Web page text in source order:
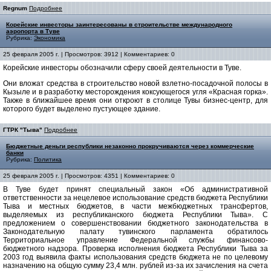
Regnum Подробнее
Корейские инвесторы заинтересованы в строительстве международного
аэропорта в Туве
Рубрика: Экономика
25 февраля 2005 г. | Просмотров: 3912 | Комментариев: 0
Корейские инвесторы обозначили сферу своей деятельности в Туве.
Они вложат средства в строительство новой взлетно-посадочной полосы в
Кызыле и в разработку месторождения коксующегося угля «Красная горка».
Также в ближайшее время они откроют в столице Тувы бизнес-центр, для
которого будет выделено пустующее здание.
ГТРК "Тыва" Подробнее
Бюджетные деньги республики незаконно прокручиваются через коммерческие
банки
Рубрика: Политика
25 февраля 2005 г. | Просмотров: 4351 | Комментариев: 0
В Туве будет принят специальный закон «Об административной
ответственности за нецелевое использование средств бюджета Республики
Тыва и местных бюджетов, в части межбюджетных трансфертов,
выделяемых из республиканского бюджета Республики Тыва». С
предложением о совершенствовании бюджетного законодательства в
Законодательную палату тувинского парламента обратилось
Территориальное управление Федеральной службы финансово-
бюджетного надзора. Проверка исполнения бюджета Республики Тыва за
2003 год выявила факты использования средств бюджета не по целевому
назначению на общую сумму 23,4 млн. рублей из-за их зачисления на счета